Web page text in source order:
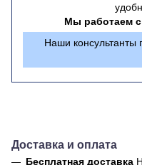
Мы работаем
Наши консультанты
Доставка и оплата
Бесплатная доставка